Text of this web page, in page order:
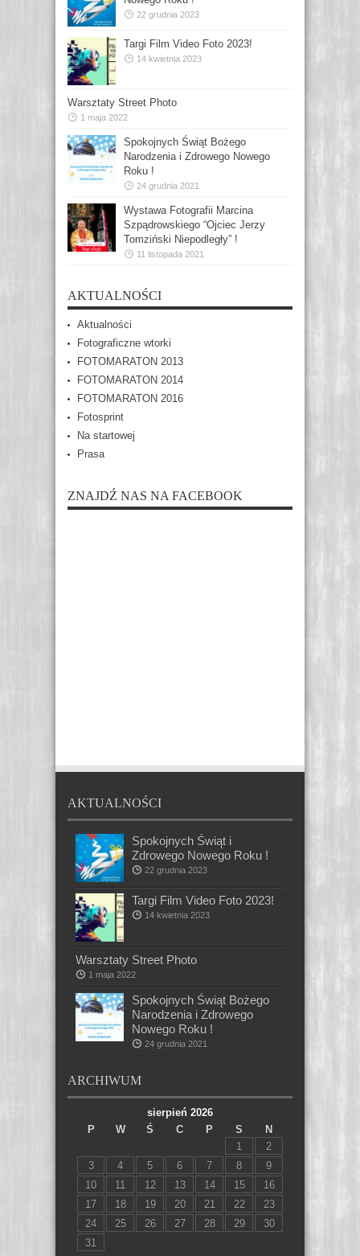
22 grudnia 2023
Targi Film Video Foto 2023!
14 kwietnia 2023
Warsztaty Street Photo
1 maja 2022
Spokojnych Świąt Bożego
Narodzenia i Zdrowego Nowego
Roku !
24 grudnia 2021
Wystawa Fotografii Marcina
Szpądrowskiego “Ojciec Jerzy
Tomziński Niepodległy” !
11 listopada 2021
AKTUALNOŚCI
Aktualności
Fotograficzne wtorki
FOTOMARATON 2013
FOTOMARATON 2014
FOTOMARATON 2016
Fotosprint
Na startowej
Prasa
ZNAJDŹ NAS NA FACEBOOK
AKTUALNOŚCI
Spokojnych Świąt i
Zdrowego Nowego Roku !
22 grudnia 2023
Targi Film Video Foto 2023!
14 kwietnia 2023
Warsztaty Street Photo
1 maja 2022
Spokojnych Świąt Bożego
Narodzenia i Zdrowego
Nowego Roku !
24 grudnia 2021
ARCHIWUM
sierpień 2026
P
W Ś C P S N
1
2
3
4 5 6 7 8
9
10
11 12 13 14 15
16
17
18 19 20 21 22
23
24
25 26 27 28 29
30
31